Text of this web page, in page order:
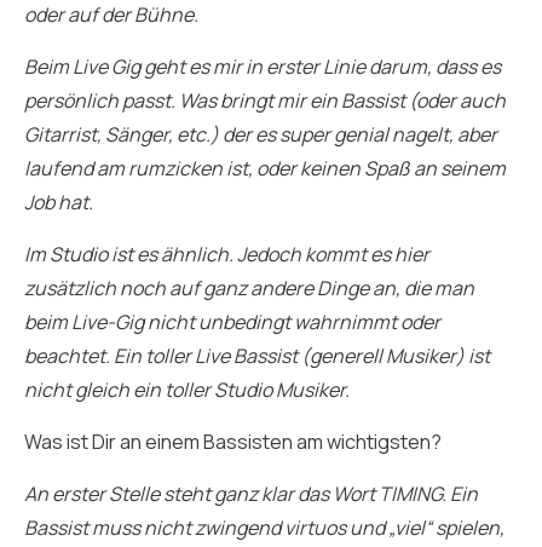
oder auf der Bühne.
Beim Live Gig geht es mir in erster Linie darum, dass es
persönlich passt. Was bringt mir ein Bassist (oder auch
Gitarrist, Sänger, etc.) der es super genial nagelt, aber
laufend am rumzicken ist, oder keinen Spaß an seinem
Job hat.
Im Studio ist es ähnlich. Jedoch kommt es hier
zusätzlich noch auf ganz andere Dinge an, die man
beim Live-Gig nicht unbedingt wahrnimmt oder
beachtet. Ein toller Live Bassist (generell Musiker) ist
nicht gleich ein toller Studio Musiker.
Was ist Dir an einem Bassisten am wichtigsten?
An erster Stelle steht ganz klar das Wort TIMING. Ein
Bassist muss nicht zwingend virtuos und „viel“ spielen,